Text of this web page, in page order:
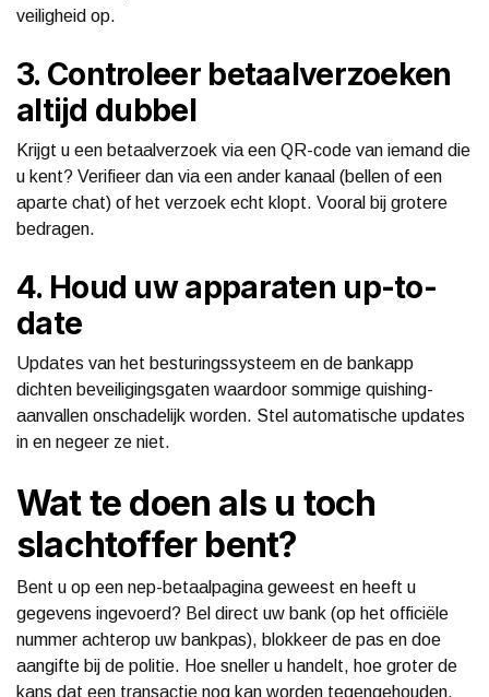
veiligheid op.
3. Controleer betaalverzoeken
altijd dubbel
Krijgt u een betaalverzoek via een QR-code van iemand die
u kent? Verifieer dan via een ander kanaal (bellen of een
aparte chat) of het verzoek echt klopt. Vooral bij grotere
bedragen.
4. Houd uw apparaten up-to-
date
Updates van het besturingssysteem en de bankapp
dichten beveiligingsgaten waardoor sommige quishing-
aanvallen onschadelijk worden. Stel automatische updates
in en negeer ze niet.
Wat te doen als u toch
slachtoffer bent?
Bent u op een nep-betaalpagina geweest en heeft u
gegevens ingevoerd? Bel direct uw bank (op het officiële
nummer achterop uw bankpas), blokkeer de pas en doe
aangifte bij de politie. Hoe sneller u handelt, hoe groter de
kans dat een transactie nog kan worden tegengehouden.